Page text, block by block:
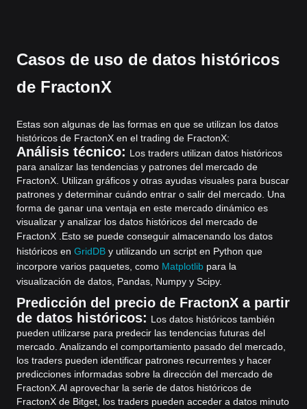
Casos de uso de datos históricos
de FractonX
Estas son algunas de las formas en que se utilizan los datos
históricos de FractonX en el trading de FractonX:
Análisis técnico: Los traders utilizan datos históricos
para analizar las tendencias y patrones del mercado de
FractonX. Utilizan gráficos y otras ayudas visuales para buscar
patrones y determinar cuándo entrar o salir del mercado. Una
forma de ganar una ventaja en este mercado dinámico es
visualizar y analizar los datos históricos del mercado de
FractonX . Esto se puede conseguir almacenando los datos
históricos en GridDB y utilizando un script en Python que
incorpore varios paquetes, como Matplotlib para la
visualización de datos, Pandas, Numpy y Scipy.
Predicción del precio de FractonX a partir
de datos históricos: Los datos históricos también
pueden utilizarse para predecir las tendencias futuras del
mercado. Analizando el comportamiento pasado del mercado,
los traders pueden identificar patrones recurrentes y hacer
predicciones informadas sobre la dirección del mercado de
FractonX. Al aprovechar la serie de datos históricos de
FractonX de Bitget, los traders pueden acceder a datos minuto